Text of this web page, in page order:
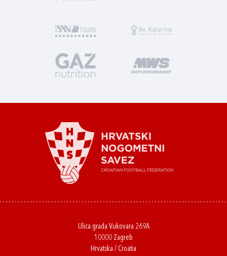
Ulica grada Vukovara 269A
10000 Zagreb
Hrvatska / Croatia